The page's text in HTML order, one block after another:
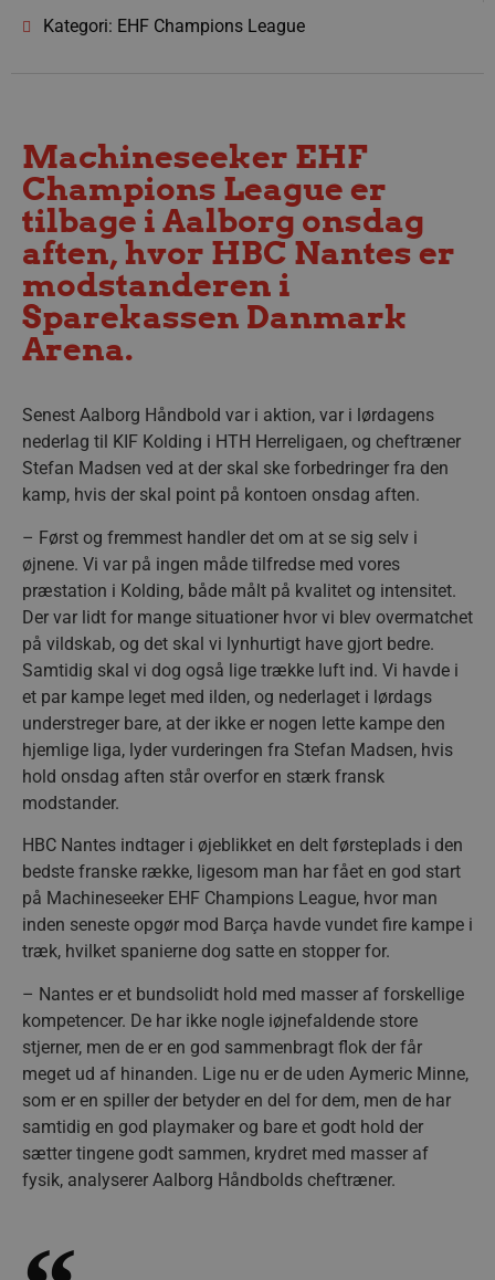
Kategori: EHF Champions League
Machineseeker EHF
Champions League er
tilbage i Aalborg onsdag
aften, hvor HBC Nantes er
modstanderen i
Sparekassen Danmark
Arena.
Senest Aalborg Håndbold var i aktion, var i lørdagens
nederlag til KIF Kolding i HTH Herreligaen, og cheftræner
Stefan Madsen ved at der skal ske forbedringer fra den
kamp, hvis der skal point på kontoen onsdag aften.
– Først og fremmest handler det om at se sig selv i
øjnene. Vi var på ingen måde tilfredse med vores
præstation i Kolding, både målt på kvalitet og intensitet.
Der var lidt for mange situationer hvor vi blev overmatchet
på vildskab, og det skal vi lynhurtigt have gjort bedre.
Samtidig skal vi dog også lige trække luft ind. Vi havde i
et par kampe leget med ilden, og nederlaget i lørdags
understreger bare, at der ikke er nogen lette kampe den
hjemlige liga, lyder vurderingen fra Stefan Madsen, hvis
hold onsdag aften står overfor en stærk fransk
modstander.
HBC Nantes indtager i øjeblikket en delt førsteplads i den
bedste franske række, ligesom man har fået en god start
på Machineseeker EHF Champions League, hvor man
inden seneste opgør mod Barça havde vundet fire kampe i
træk, hvilket spanierne dog satte en stopper for.
– Nantes er et bundsolidt hold med masser af forskellige
kompetencer. De har ikke nogle iøjnefaldende store
stjerner, men de er en god sammenbragt flok der får
meget ud af hinanden. Lige nu er de uden Aymeric Minne,
som er en spiller der betyder en del for dem, men de har
samtidig en god playmaker og bare et godt hold der
sætter tingene godt sammen, krydret med masser af
fysik, analyserer Aalborg Håndbolds cheftræner.